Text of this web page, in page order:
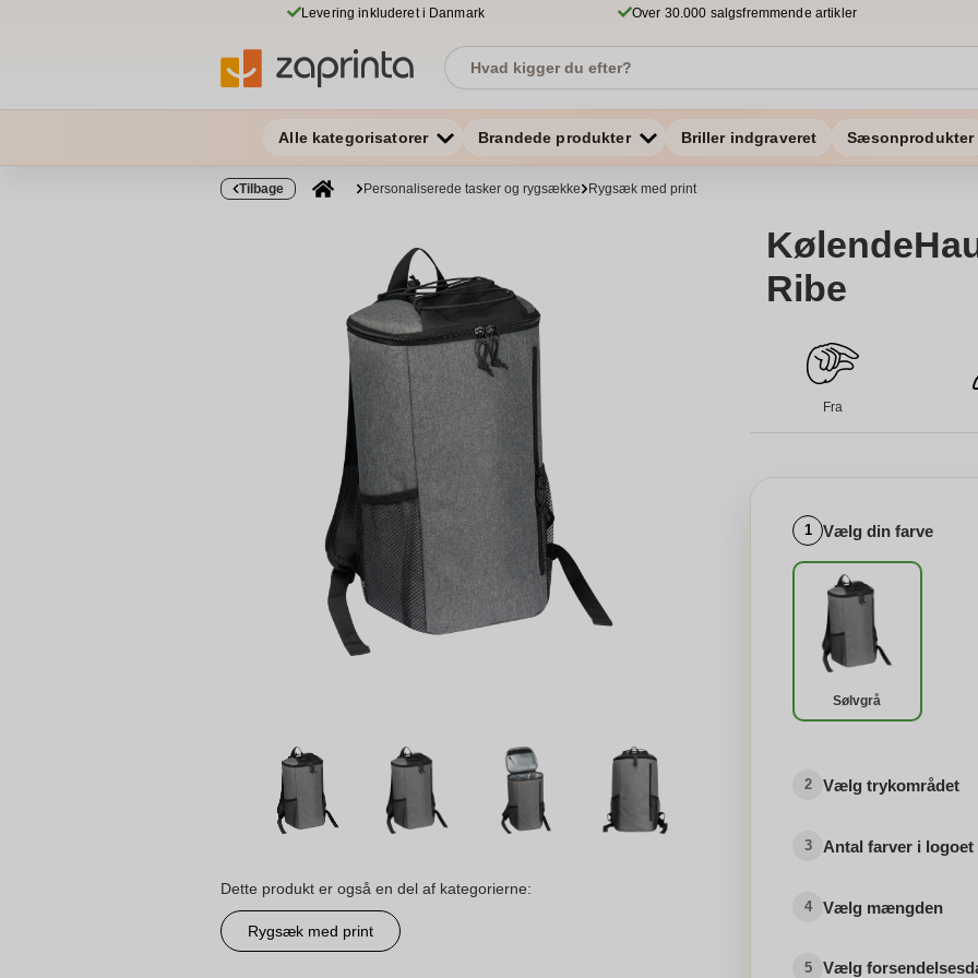
Levering inkluderet i Danmark Over 30.000 salgsfremmende artikler
Alle kategorisatorer Brandede produkter Briller indgraveret Sæsonprodukter
Tilbage Personaliserede tasker og rygsække Rygsæk med print
Dette produkt er også en del af kategorierne:
Rygsæk med print
Ribe
Fra
1 Vælg din farve
Sølvgrå
2 Vælg trykområdet
3 Antal farver i logoet
4 Vælg mængden
5 Vælg